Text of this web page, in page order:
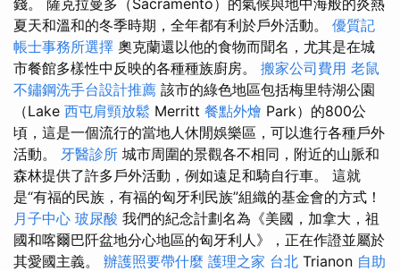
錢。 薩克拉曼多（Sacramento）的氣候與地中海般的炎熱
夏天和溫和的冬季時期，全年都有利於戶外活動。 優質記
帳士事務所選擇 奧克蘭還以他的食物而聞名，尤其是在城
市餐館多樣性中反映的各種種族廚房。 搬家公司費用 老鼠
不鏽鋼洗手台設計推薦 該市的綠色地區包括梅里特湖公園
（Lake 西屯肩頸放鬆 Merritt 餐點外燴 Park）的800公
頃，這是一個流行的當地人休閒娛樂區，可以進行各種戶外
活動。 牙醫診所 城市周圍的景觀各不相同，附近的山脈和
森林提供了許多戶外活動，例如遠足和騎自行車。 這就
是“有福的民族，有福的匈牙利民族”組織的基金會的方式！
月子中心 玻尿酸 我們的紀念計劃名為《美國，加拿大，祖
國和喀爾巴阡盆地分心地區的匈牙利人》，正在作證並屬於
其愛國主義。 辦護照要帶什麼 護理之家 台北 Trianon 自助